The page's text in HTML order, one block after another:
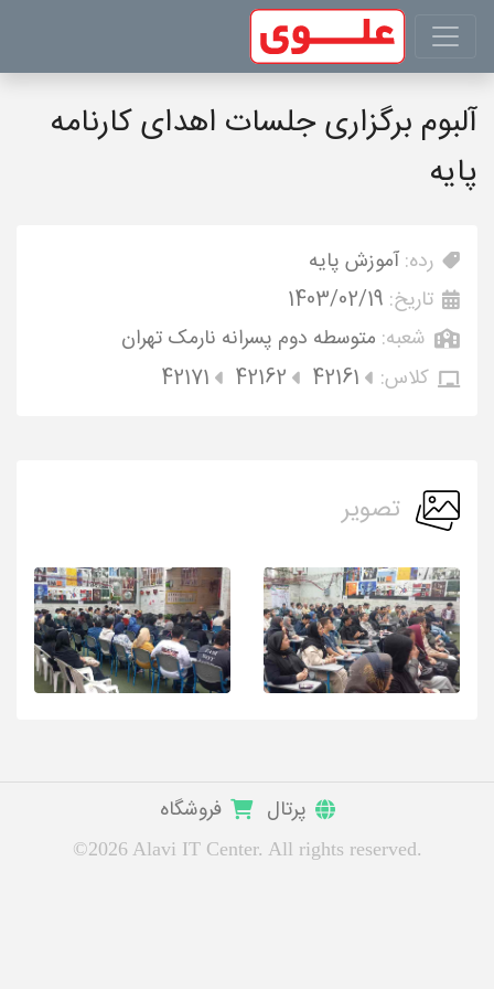
آلبوم برگزاری جلسات اهدای کارنامه
پایه
رده: آموزش پایه
تاریخ: 1403/02/19
شعبه: متوسطه دوم پسرانه نارمک تهران
کلاس:
42161
42162
42171
تصویر
پرتال فروشگاه
©2026 Alavi IT Center. All rights reserved.